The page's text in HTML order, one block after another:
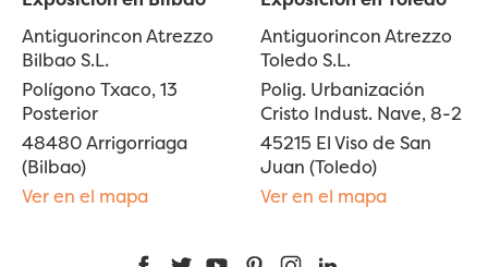
Antiguorincon Atrezzo
Bilbao S.L.
Polígono Txaco, 13
Posterior
48480 Arrigorriaga
(Bilbao)
Ver en el mapa
Antiguorincon Atrezzo
Toledo S.L.
Polig. Urbanización
Cristo Indust. Nave, 8-2
45215 El Viso de San
Juan (Toledo)
Ver en el mapa